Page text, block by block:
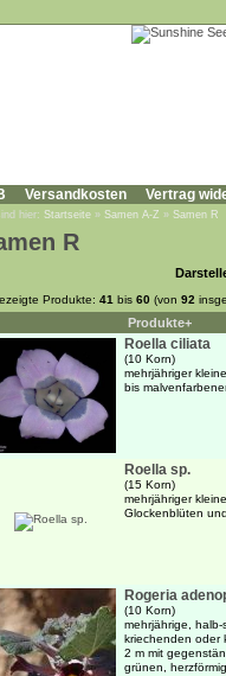
Versandkosten Vertrag
hier: Startseite » Samen A-Z » Samen R
R
Produkte: 41 bis 60 (von 92
Produkte+
Roella ciliata
(10 Korn)
mehrjähriger
bis
Roella sp.
(15 Korn)
mehrjähriger
Glockenblüten
Rogeria
(10 Korn)
mehrjährige,
kriechenden oder
2 m mit
grünen,